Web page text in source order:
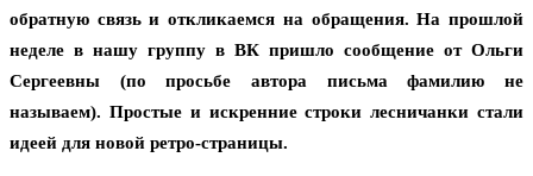
обратную связь и откликаемся на обращения. На прошлой
неделе в нашу группу в ВК пришло сообщение от Ольги
Сергеевны (по просьбе автора письма фамилию не
называем). Простые и искренние строки лесничанки стали
идеей для новой ретро-страницы.